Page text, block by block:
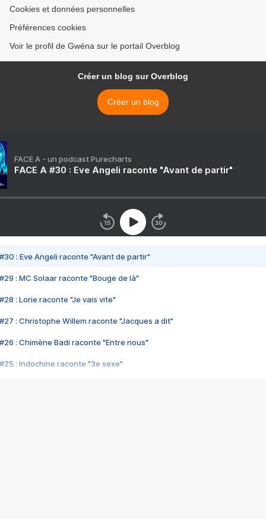
Cookies et données personnelles
Préférences cookies
Voir le profil de Gwéna sur le portail Overblog
Créer un blog sur Overblog
Créer un blog
FACE A - un podcast Purecharts
FACE A #30 : Eve Angeli raconte "Avant de partir"
#30 : Eve Angeli raconte "Avant de partir"
#29 : MC Solaar raconte "Bouge de là"
#28 : Lorie raconte "Je vais vite"
#27 : Christophe Willem raconte "Jacques a dit"
#26 : Chimène Badi raconte "Entre nous"
#25 : Indochine raconte "3e sexe"